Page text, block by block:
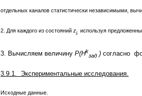
отдельных каналов статистически независимыми,
2. Для каждого из состояний zj, используя
3. Вычисляем величину P(Hk
зад ) согласно
3.9.1. Экспериментальные исследования.
Исходные данные.